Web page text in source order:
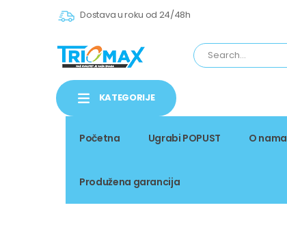
Dostava u roku od 24/48h
KATEGORIJE
Početna Ugrabi POPUST O nama
Produžena garancija